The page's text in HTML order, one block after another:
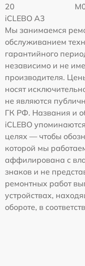
20
iCLEBO A3
Мы занимаемся
обслуживанием
гарантийного
независимо и не
производителя.
носят
не являются
ГК РФ. Названия и
iCLEBO
целях — чтобы
которой мы
аффилирована с
знаков и не
ремонтных работ
устройствах,
обороте, в